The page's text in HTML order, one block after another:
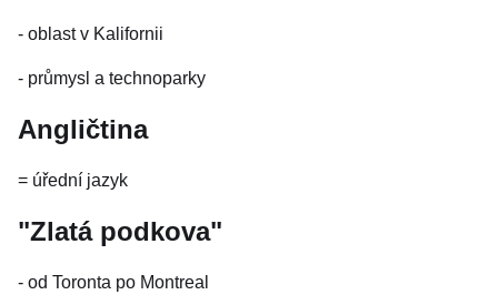
- oblast v Kalifornii
- průmysl a technoparky
Angličtina
= úřední jazyk
"Zlatá podkova"
- od Toronta po Montreal